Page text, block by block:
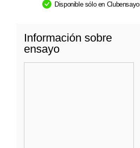
Disponible sólo en
Información sobre
ensayo